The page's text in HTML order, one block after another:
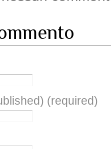
(required)